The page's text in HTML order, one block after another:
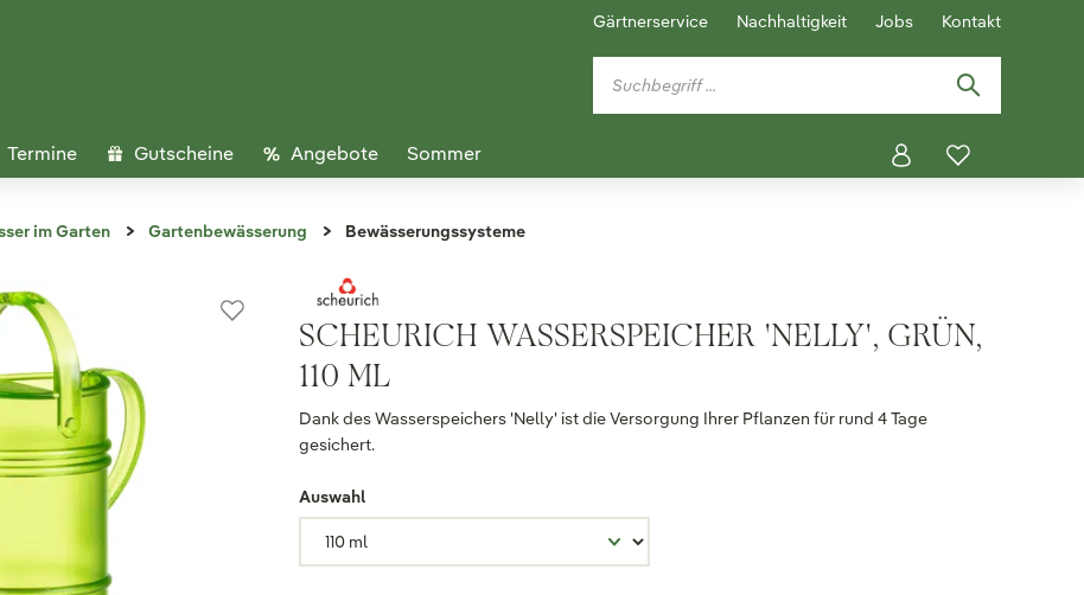
Gärtnerservice Nachhaltigkeit Jobs Kontakt
Termine Gutscheine Angebote Sommer
im Garten Gartenbewässerung Bewässerungssysteme
SCHEURICH WASSERSPEICHER 'NELLY', GRÜN,
110 ML
Dank des Wasserspeichers 'Nelly' ist die Versorgung Ihrer Pflanzen für rund 4 Tage
gesichert.
Auswahl